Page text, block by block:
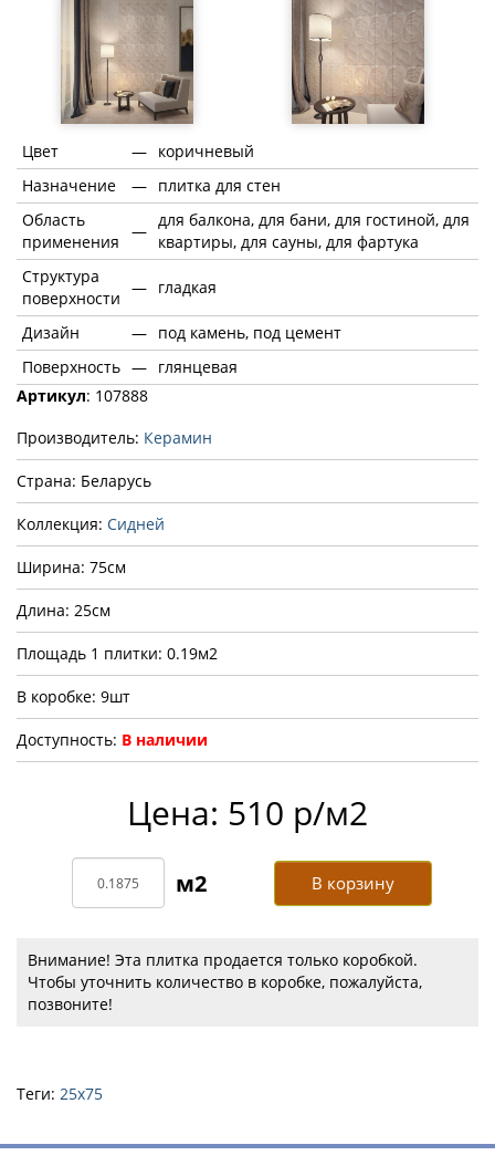
Цвет — коричневый
Назначение
— плитка для стен
Область
применения
—
для балкона, для бани, для гостиной, для
квартиры, для сауны, для фартука
Структура
поверхности
— гладкая
Дизайн — под камень, под цемент
Поверхность — глянцевая
Артикул: 107888
Производитель: Керамин
Страна: Беларусь
Коллекция: Сидней
Ширина: 75см
Длина: 25см
Площадь 1 плитки: 0.19м2
В коробке: 9шт
Доступность: В наличии
Цена: 510 р/м2
В корзину
Внимание! Эта плитка продается только коробкой.
Чтобы уточнить количество в коробке, пожалуйста,
позвоните!
Теги: 25х75